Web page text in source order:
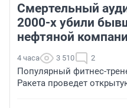
Смертельный
2000-х убили
нефтяной
4 часа 3 510 2
Популярный фитнес-
Ракета проведет